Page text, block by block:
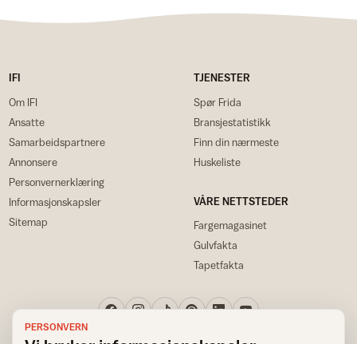
IFI
Om IFI
Ansatte
Samarbeidspartnere
Annonsere
Personvernerklæring
Informasjonskapsler
Sitemap
TJENESTER
Spør Frida
Bransjestatistikk
Finn din nærmeste
Huskeliste
VÅRE NETTSTEDER
Fargemagasinet
Gulvfakta
Tapetfakta
PERSONVERN